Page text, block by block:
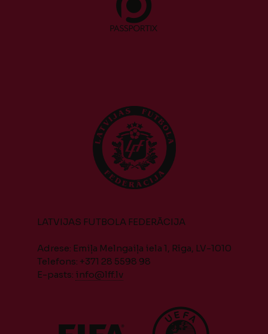
LATVIJAS FUTBOLA FEDERĀCIJA
Adrese: Emiļa Melngaiļa iela 1, Rīga, LV-1010
Telefons: +371 28 5598 98
E-pasts: info@lff.lv